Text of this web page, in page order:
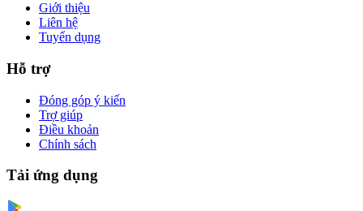
Giới thiệu
Liên hệ
Tuyển dụng
Hỗ trợ
Đóng góp ý kiến
Trợ giúp
Điều khoản
Chính sách
Tải ứng dụng